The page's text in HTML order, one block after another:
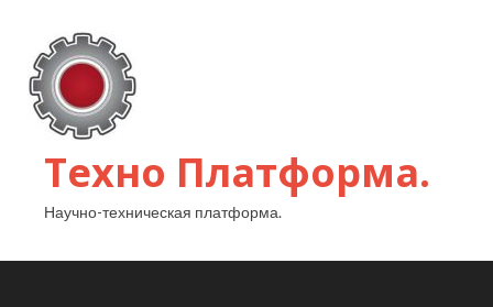
Техно Платформа.
Научно-техническая платформа.